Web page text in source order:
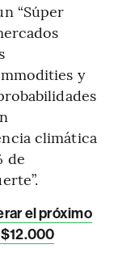
“Súper
y
climática
de
el próximo